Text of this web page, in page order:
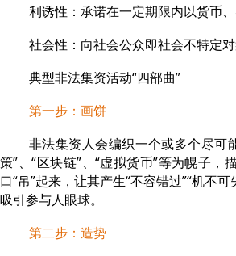
利诱性：承诺在一定期限内以货币
社会性：向社会公众即社会不特定对
典型非法集资活动“四部曲”
第一步：画饼
非法集资人会编织一个或多个尽可
策”、“区块链”、“虚拟货币”等为幌子
口“吊”起来，让其产生“不容错过”“机不
吸引参与人眼球。
第二步：造势